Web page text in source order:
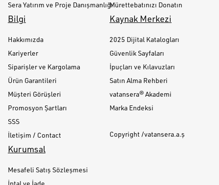
Sera Yatırım ve Proje DanışmanlığıMürettebatınızı Donatın
Bilgi
Hakkımızda
Kariyerler
Siparişler ve Kargolama
Ürün Garantileri
Müşteri Görüşleri
Promosyon Şartları
SSS
İletişim / Contact
Kaynak Merkezi
2025 Dijital Katalogları
Güvenlik Sayfaları
İpuçları ve Kılavuzları
Satın Alma Rehberi
vatansera® Akademi
Marka Endeksi
Copyright /vatansera.a.ş
Kurumsal
Mesafeli Satış Sözleşmesi
İptal ve İade